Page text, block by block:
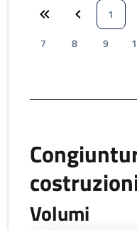
1
7
8 9
Volumi